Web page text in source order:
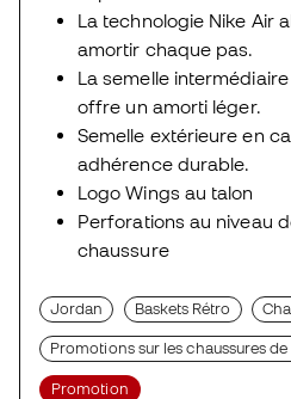
La technologie Nike Air
amortir chaque pas.
La semelle
offre un amorti léger.
Semelle extérieure en
adhérence durable.
Logo Wings au talon
Perforations au niveau
chaussure
Jordan Baskets Rétro
Promotions sur les chaussures
Promotion